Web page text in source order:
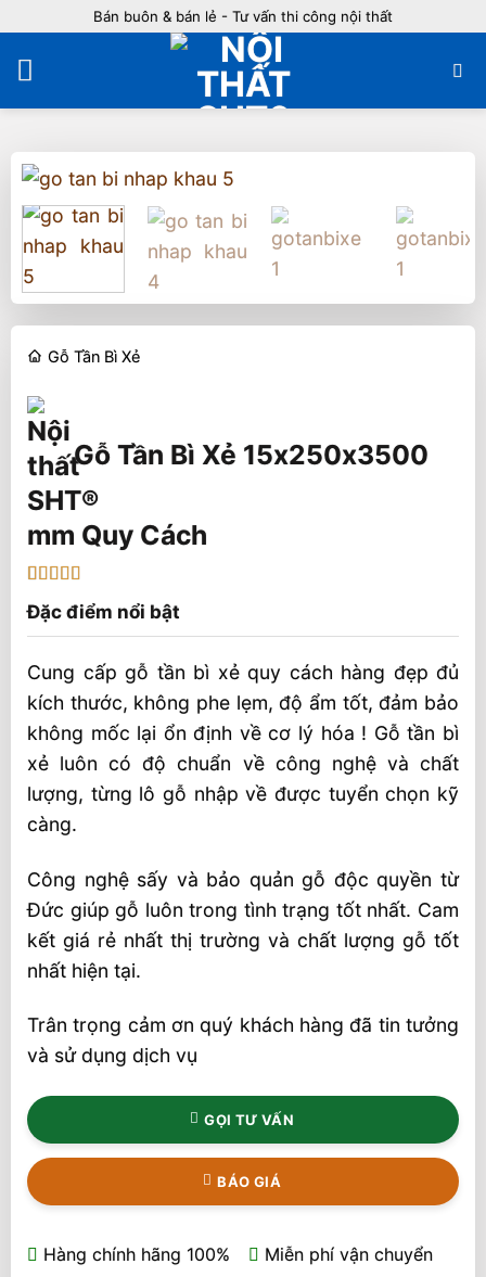
nội
dung
Bán buôn & bán lẻ - Tư vấn thi công nội thất
Gỗ Tần Bì Xẻ
Gỗ Tần Bì Xẻ 15x250x3500
mm Quy Cách
trên 5 dựa
trênđánh
giá
Đặc điểm nổi bật
Cung cấp gỗ tần bì xẻ quy cách hàng đẹp đủ
kích thước, không phe lẹm, độ ẩm tốt, đảm bảo
không mốc lại ổn định về cơ lý hóa ! Gỗ tần bì
xẻ luôn có độ chuẩn về công nghệ và chất
lượng, từng lô gỗ nhập về được tuyển chọn kỹ
càng.
Công nghệ sấy và bảo quản gỗ độc quyền từ
Đức giúp gỗ luôn trong tình trạng tốt nhất. Cam
kết giá rẻ nhất thị trường và chất lượng gỗ tốt
nhất hiện tại.
Trân trọng cảm ơn quý khách hàng đã tin tưởng
và sử dụng dịch vụ
GỌI TƯ VẤN
BÁO GIÁ
Hàng chính hãng 100%
Miễn phí vận chuyển